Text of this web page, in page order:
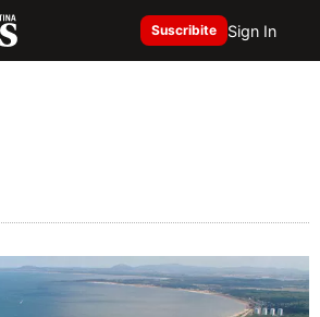
Suscribite Sign In